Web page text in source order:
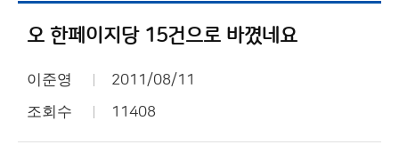
오 한페이지당 15건으로 바꼈네요
이준영 2011/08/11
조회수 11408